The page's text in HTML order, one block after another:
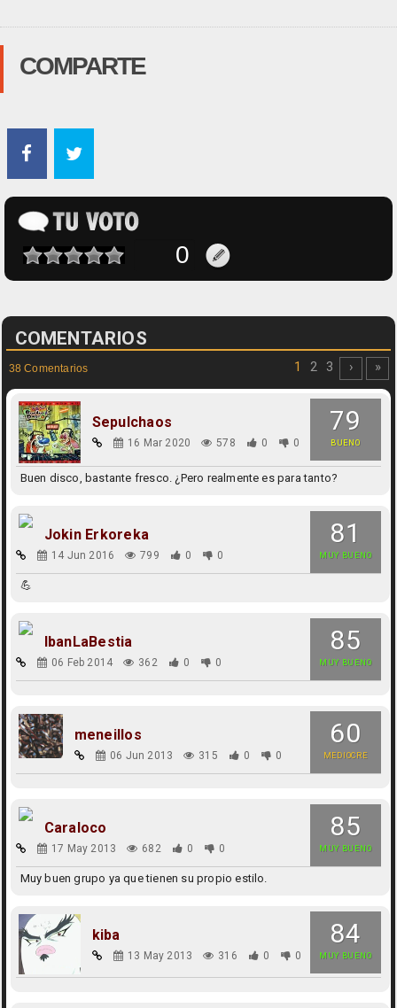
COMPARTE
COMENTARIOS
38 Comentarios 1 2 3 › »
79
BUENO
Sepulchaos
16 Mar 2020 578 0 0
Buen disco, bastante fresco. ¿Pero realmente es para tanto?
81
MUY BUENO
Jokin Erkoreka
14 Jun 2016 799 0 0
💪
85
MUY BUENO
IbanLaBestia
06 Feb 2014 362 0 0
60
MEDIOCRE
meneillos
06 Jun 2013 315 0 0
85
MUY BUENO
Caraloco
17 May 2013 682 0 0
Muy buen grupo ya que tienen su propio estilo.
84
MUY BUENO
kiba
13 May 2013 316 0 0